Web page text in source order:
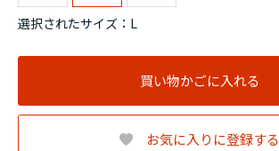
選択されたサイズ：L
買い物かごに入れる
お気に入りに登録する